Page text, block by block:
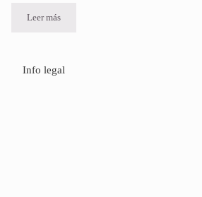
Leer más
Cartero
Info legal